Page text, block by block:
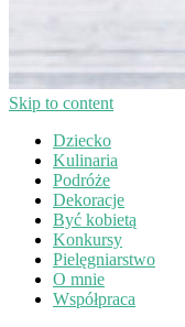
Skip to content
Dziecko
Kulinaria
Podróże
Dekoracje
Być kobietą
Konkursy
Pielęgniarstwo
O mnie
Współpraca